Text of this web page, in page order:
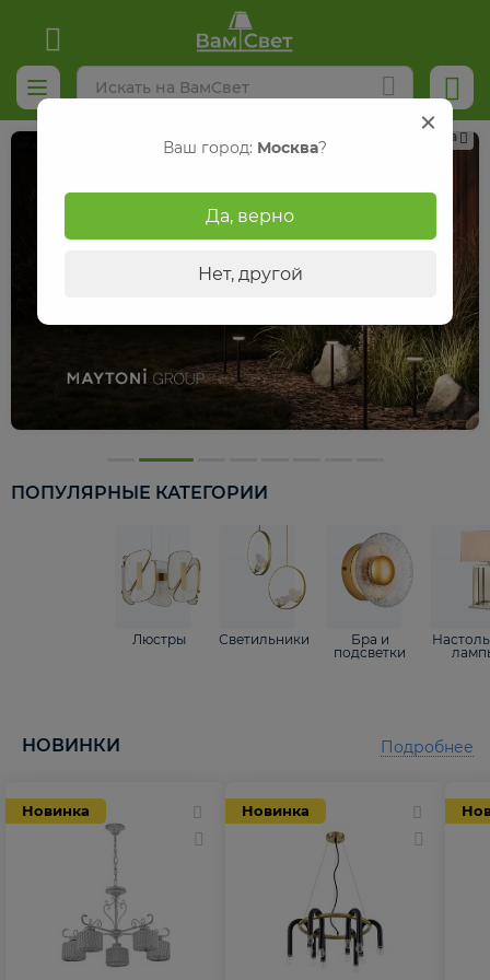
Реклама
ПОПУЛЯРНЫЕ КАТЕГОРИИ
Люстры Светильники
Бра и
подсветки
НОВИНКИ
Новинка Новинка
Подробнее
Ваш город: Москва?
Да, верно
Нет, другой